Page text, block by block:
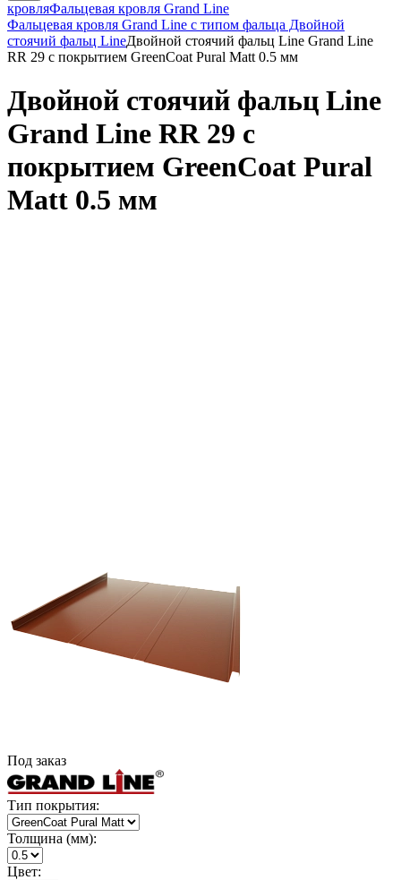
кровляФальцевая кровля Grand Line
Фальцевая кровля Grand Line с типом фальца Двойной
стоячий фальц LineДвойной стоячий фальц Line Grand Line
RR 29 с покрытием GreenCoat Pural Matt 0.5 мм
Двойной стоячий фальц Line
Grand Line RR 29 с
покрытием GreenCoat Pural
Matt 0.5 мм
Под заказ
Тип покрытия:
Толщина (мм):
Цвет: